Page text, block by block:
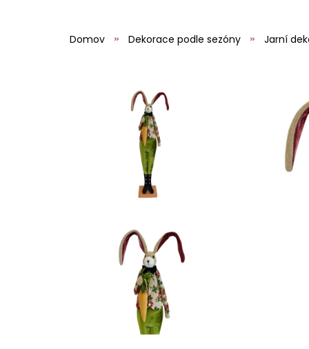
Domov Dekorace podle sezóny Jarní